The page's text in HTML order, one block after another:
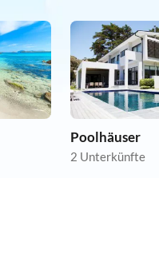
Poolhäuser
2 Unterkünfte